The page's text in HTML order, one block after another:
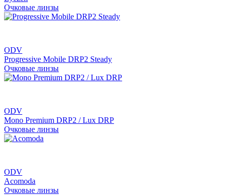
Очковые линзы
ODV
Progressive Mobile DRP2 Steady
Очковые линзы
ODV
Mono Premium DRP2 / Lux DRP
Очковые линзы
ODV
Acomoda
Очковые линзы